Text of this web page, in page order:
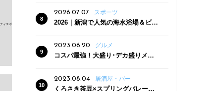
クーポン登場
2026.07.07 スポーツ
2026｜新潟で人気の海水浴場＆ビー
2023.06.20
グルメ
コスパ最強！大盛り･デカ盛りメニ
2023.08.04
居酒屋・バー
くろさき茶豆×スプリングバレー豊